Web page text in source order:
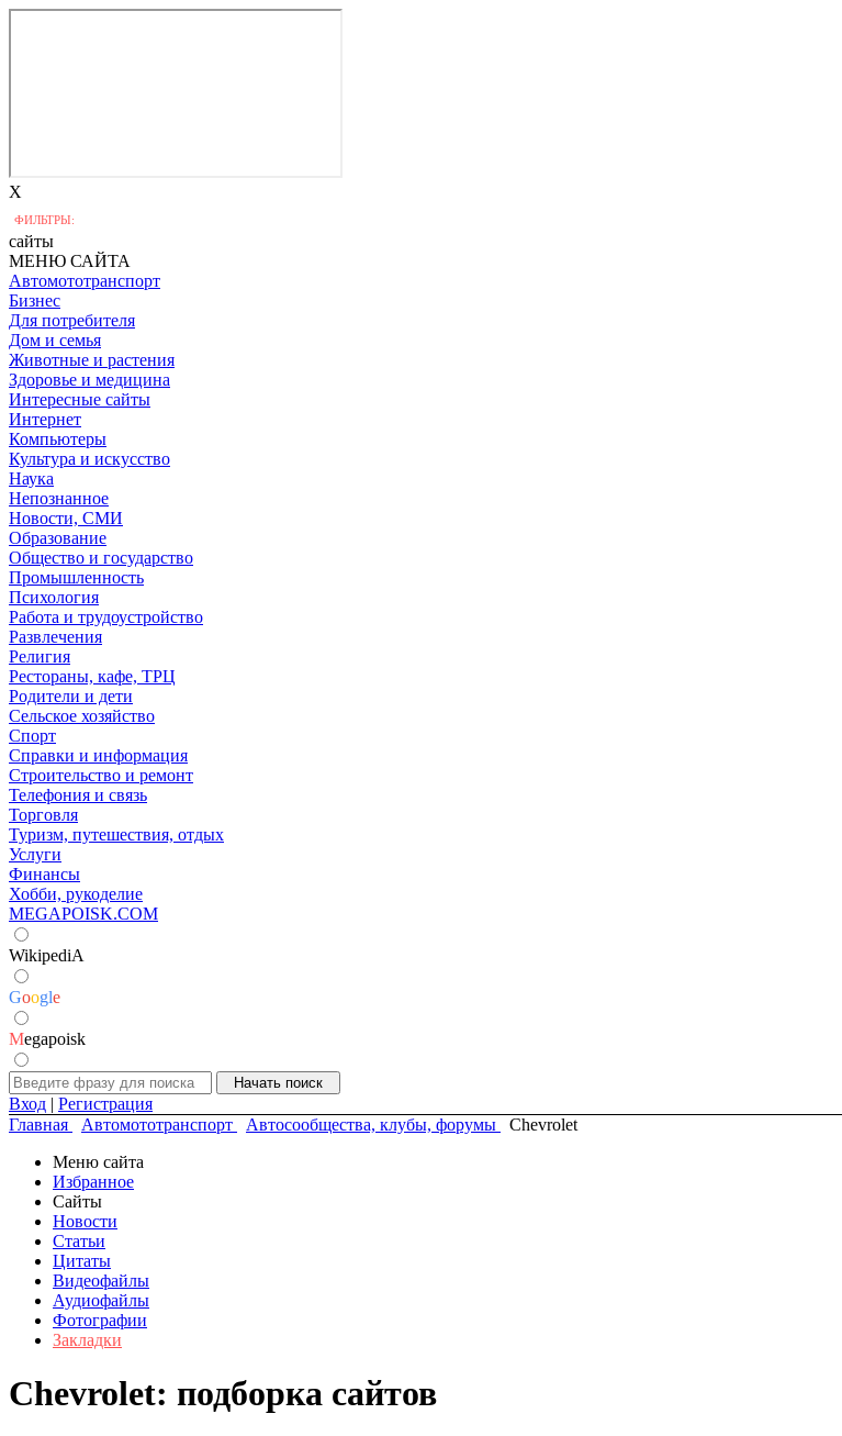
X
ФИЛЬТРЫ:
сайты
МЕНЮ САЙТА
Автомототранспорт
Бизнес
Для потребителя
Дом и семья
Животные и растения
Здоровье и медицина
Интересные сайты
Интернет
Компьютеры
Культура и искусство
Наука
Непознанное
Новости, СМИ
Образование
Общество и государство
Промышленность
Психология
Работа и трудоустройство
Развлечения
Религия
Рестораны, кафе, ТРЦ
Родители и дети
Сельское хозяйство
Спорт
Справки и информация
Строительство и ремонт
Телефония и связь
Торговля
Туризм, путешествия, отдых
Услуги
Финансы
Хобби, рукоделие
MEGAPOISK.COM
WikipediA
Google
Megapoisk
Вход | Регистрация
Главная
Автомототранспорт Автосообщества, клубы, форумы
Chevrolet
Меню сайта
Избранное
Сайты
Новости
Статьи
Цитаты
Видеофайлы
Аудиофайлы
Фотографии
Закладки
Chevrolet: подборка сайтов